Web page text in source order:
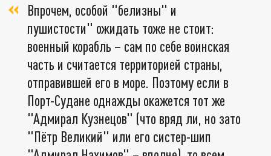
Впрочем, особой "белизны" и
пушистости" ожидать тоже не стоит:
военный корабль – сам по себе воинская
часть и считается территорией страны,
отправившей его в море. Поэтому если в
Порт-Судане однажды окажется тот же
"Адмирал Кузнецов" (что вряд ли, но зато
"Пётр Великий" или его систер-шип